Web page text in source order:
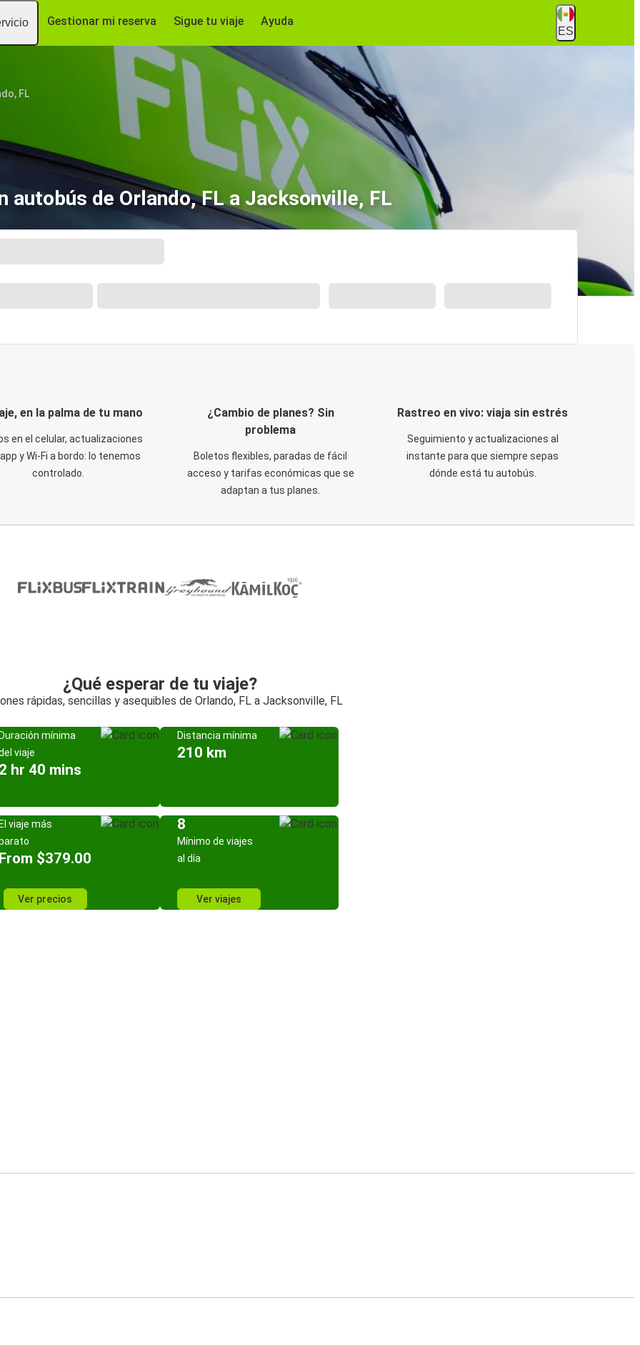
Gestionar mi reserva Sigue tu viaje Ayuda
ES
FL
autobús de Orlando, FL a Jacksonville, FL
en la palma de tu mano
en el celular, actualizaciones
y Wi-Fi a bordo: lo tenemos
controlado.
¿Cambio de planes? Sin
problema
Boletos flexibles, paradas de fácil
acceso y tarifas económicas que se
adaptan a tus planes.
Rastreo en vivo: viaja sin estrés
Seguimiento y actualizaciones al
instante para que siempre sepas
dónde está tu autobús.
¿Qué esperar de tu viaje?
rápidas, sencillas y asequibles de Orlando, FL a Jacksonville, FL
mínima
viaje
hr 40 mins
Distancia mínima
210 km
viaje más
$379.00
Ver precios
8
Mínimo de viajes
al día
Ver viajes